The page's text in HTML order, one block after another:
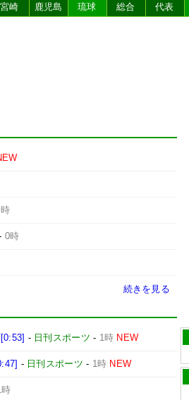
宮崎 鹿児島 琉球 総合 代表
0時
続きを見る
- 日刊スポーツ - 1時 NEW
- 日刊スポーツ - 1時 NEW
時